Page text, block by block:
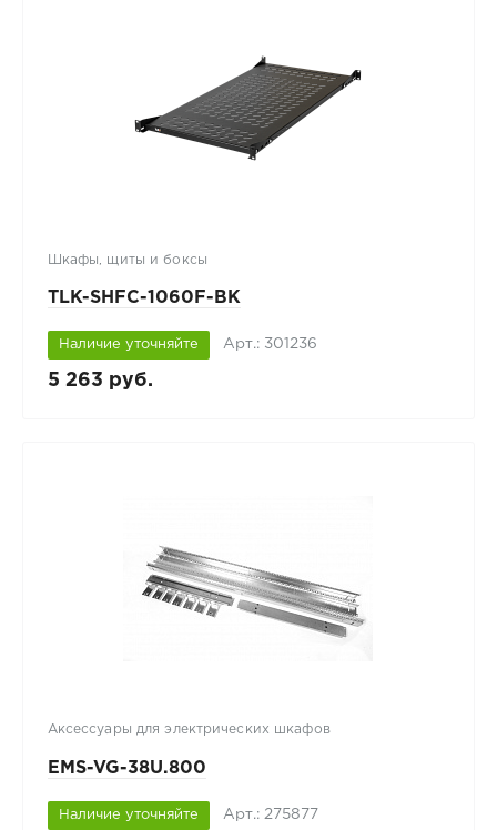
Шкафы, щиты и боксы
TLK-SHFC-1060F-BK
Наличие уточняйте Арт.: 301236
5 263 руб.
Аксессуары для электрических шкафов
EMS-VG-38U.800
Наличие уточняйте Арт.: 275877